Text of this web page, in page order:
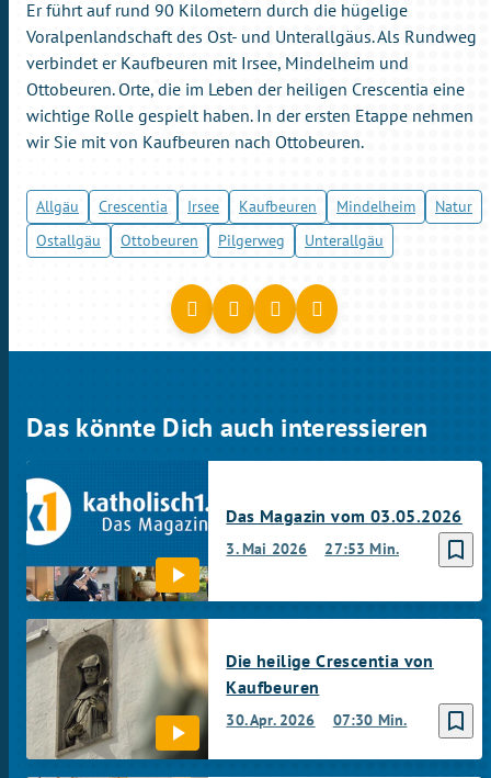
Er führt auf rund 90 Kilometern durch die hügelige
Voralpenlandschaft des Ost- und Unterallgäus. Als Rundweg
verbindet er Kaufbeuren mit Irsee, Mindelheim und
Ottobeuren. Orte, die im Leben der heiligen Crescentia eine
wichtige Rolle gespielt haben. In der ersten Etappe nehmen
wir Sie mit von Kaufbeuren nach Ottobeuren.
Allgäu Crescentia Irsee Kaufbeuren Mindelheim
Natur
Ostallgäu
Ottobeuren Pilgerweg Unterallgäu
Das könnte Dich auch interessieren
bookmark_border
3. Mai 2026 27:53 Min.
Das Magazin vom 03.05.2026
bookmark_border
30. Apr. 2026 07:30 Min.
Die heilige Crescentia von
Kaufbeuren